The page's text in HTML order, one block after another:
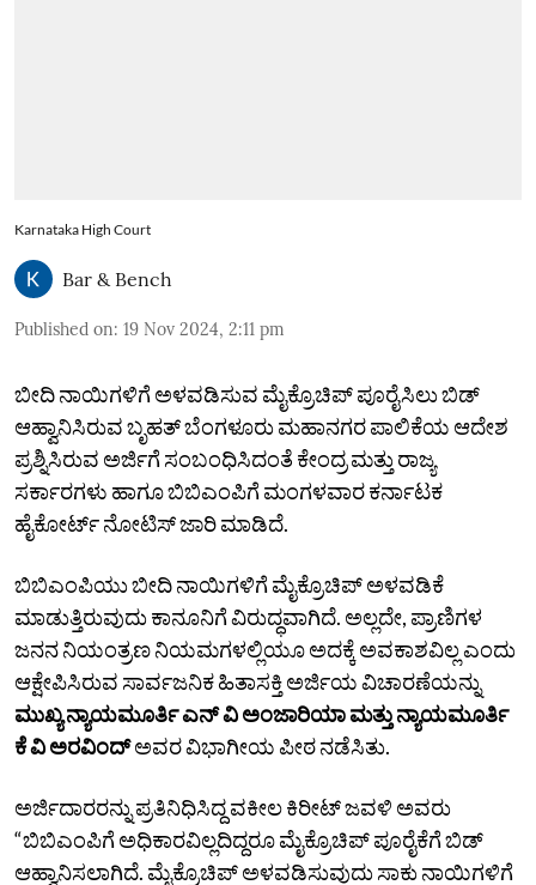
Karnataka High Court
Bar & Bench
Published on: 19 Nov 2024, 2:11 pm
ಬೀದಿ ನಾಯಿಗಳಿಗೆ ಅಳವಡಿಸುವ ಮೈಕ್ರೊಚಿಪ್‌ ಪೂರೈಸಿಲು ಬಿಡ್‌
ಆಹ್ವಾನಿಸಿರುವ ಬೃಹತ್‌ ಬೆಂಗಳೂರು ಮಹಾನಗರ ಪಾಲಿಕೆಯ ಆದೇಶ
ಪ್ರಶ್ನಿಸಿರುವ ಅರ್ಜಿಗೆ ಸಂಬಂಧಿಸಿದಂತೆ ಕೇಂದ್ರ ಮತ್ತು ರಾಜ್ಯ
ಸರ್ಕಾರಗಳು ಹಾಗೂ ಬಿಬಿಎಂಪಿಗೆ ಮಂಗಳವಾರ ಕರ್ನಾಟಕ
ಹೈಕೋರ್ಟ್‌ ನೋಟಿಸ್‌ ಜಾರಿ ಮಾಡಿದೆ.
ಬಿಬಿಎಂಪಿಯು ಬೀದಿ ನಾಯಿಗಳಿಗೆ ಮೈಕ್ರೊಚಿಪ್‌ ಅಳವಡಿಕೆ
ಮಾಡುತ್ತಿರುವುದು ಕಾನೂನಿಗೆ ವಿರುದ್ಧವಾಗಿದೆ. ಅಲ್ಲದೇ, ಪ್ರಾಣಿಗಳ
ಜನನ ನಿಯಂತ್ರಣ ನಿಯಮಗಳಲ್ಲಿಯೂ ಅದಕ್ಕೆ ಅವಕಾಶವಿಲ್ಲ ಎಂದು
ಆಕ್ಷೇಪಿಸಿರುವ ಸಾರ್ವಜನಿಕ ಹಿತಾಸಕ್ತಿ ಅರ್ಜಿಯ ವಿಚಾರಣೆಯನ್ನು
ಮುಖ್ಯ ನ್ಯಾಯಮೂರ್ತಿ ಎನ್‌ ವಿ ಅಂಜಾರಿಯಾ ಮತ್ತು ನ್ಯಾಯಮೂರ್ತಿ
ಕೆ ವಿ ಅರವಿಂದ್‌ಅವರ ವಿಭಾಗೀಯ ಪೀಠ ನಡೆಸಿತು.
ಅರ್ಜಿದಾರರನ್ನು ಪ್ರತಿನಿಧಿಸಿದ್ದ ವಕೀಲ ಕಿರೀಟ್‌ ಜವಳಿ ಅವರು
“ಬಿಬಿಎಂಪಿಗೆ ಅಧಿಕಾರವಿಲ್ಲದಿದ್ದರೂ ಮೈಕ್ರೊಚಿಪ್‌ ಪೂರೈಕೆಗೆ ಬಿಡ್‌
ಆಹ್ವಾನಿಸಲಾಗಿದೆ. ಮೈಕ್ರೊಚಿಪ್‌ ಅಳವಡಿಸುವುದು ಸಾಕು ನಾಯಿಗಳಿಗೆ